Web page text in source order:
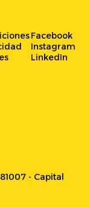
Facebook
Instagram
LinkedIn
- Capital